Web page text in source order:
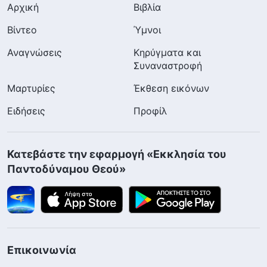
Αρχική
Βιβλία
Βίντεο
Ύμνοι
Αναγνώσεις
Κηρύγματα και
Συναναστροφή
Μαρτυρίες
Έκθεση εικόνων
Ειδήσεις
Προφίλ
Κατεβάστε την εφαρμογή «Εκκλησία του
Παντοδύναμου Θεού»
Επικοινωνία